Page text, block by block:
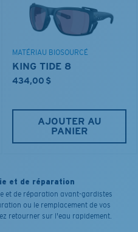
MATÉRIAU BIOSOURCÉ
KING TIDE 8
434,00 $
AJOUTER AU
PANIER
et de réparation
et de réparation avant-gardistes
ou le remplacement de vos
retourner sur l'eau rapidement.